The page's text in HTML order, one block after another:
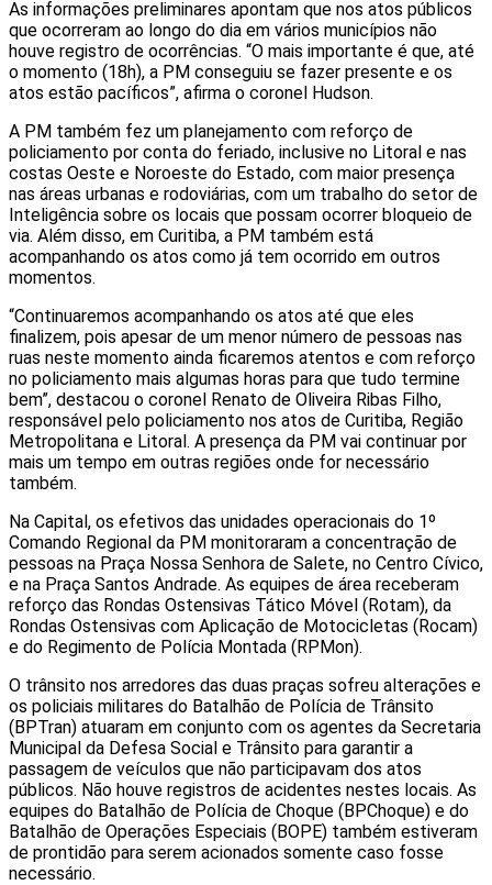
As informações preliminares apontam que nos atos públicos
que ocorreram ao longo do dia em vários municípios não
houve registro de ocorrências. “O mais importante é que, até
o momento (18h), a PM conseguiu se fazer presente e os
atos estão pacíficos”, afirma o coronel Hudson.
A PM também fez um planejamento com reforço de
policiamento por conta do feriado, inclusive no Litoral e nas
costas Oeste e Noroeste do Estado, com maior presença
nas áreas urbanas e rodoviárias, com um trabalho do setor de
Inteligência sobre os locais que possam ocorrer bloqueio de
via. Além disso, em Curitiba, a PM também está
acompanhando os atos como já tem ocorrido em outros
momentos.
“Continuaremos acompanhando os atos até que eles
finalizem, pois apesar de um menor número de pessoas nas
ruas neste momento ainda ficaremos atentos e com reforço
no policiamento mais algumas horas para que tudo termine
bem”, destacou o coronel Renato de Oliveira Ribas Filho,
responsável pelo policiamento nos atos de Curitiba, Região
Metropolitana e Litoral. A presença da PM vai continuar por
mais um tempo em outras regiões onde for necessário
também.
Na Capital, os efetivos das unidades operacionais do 1º
Comando Regional da PM monitoraram a concentração de
pessoas na Praça Nossa Senhora de Salete, no Centro Cívico,
e na Praça Santos Andrade. As equipes de área receberam
reforço das Rondas Ostensivas Tático Móvel (Rotam), da
Rondas Ostensivas com Aplicação de Motocicletas (Rocam)
e do Regimento de Polícia Montada (RPMon).
O trânsito nos arredores das duas praças sofreu alterações e
os policiais militares do Batalhão de Polícia de Trânsito
(BPTran) atuaram em conjunto com os agentes da Secretaria
Municipal da Defesa Social e Trânsito para garantir a
passagem de veículos que não participavam dos atos
públicos. Não houve registros de acidentes nestes locais. As
equipes do Batalhão de Polícia de Choque (BPChoque) e do
Batalhão de Operações Especiais (BOPE) também estiveram
de prontidão para serem acionados somente caso fosse
necessário.